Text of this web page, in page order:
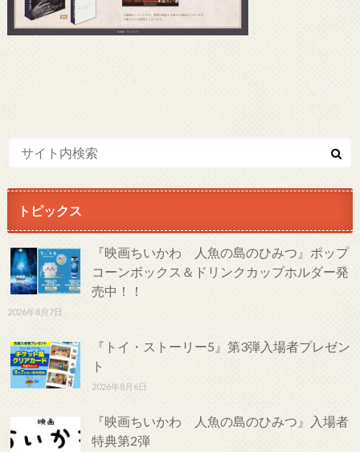
トピックス
『映画ちいかわ 人魚の島のひみつ』ポップ
コーンボックス＆ドリンクカップホルダー発
売中！！
2026年8月7日
『トイ・ストーリー5』第3弾入場者プレゼン
ト
2026年8月6日
『映画ちいかわ 人魚の島のひみつ』入場者
特典第2弾